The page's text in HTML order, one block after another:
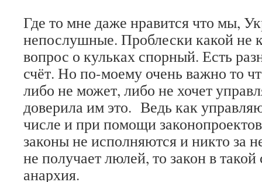
Где то мне даже нравится что мы,
непослушные. Проблески какой не
вопрос о кульках спорный. Есть
счёт. Но по-моему очень важно то
либо не может, либо не хочет
доверила им это. Ведь как
числе и при помощи
законы не исполняются и никто за
не получает люлей, то закон в
анархия.